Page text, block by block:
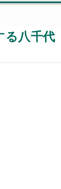
八千代